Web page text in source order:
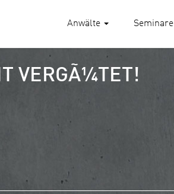
Anwälte Seminare
VERGÃ¼TET!